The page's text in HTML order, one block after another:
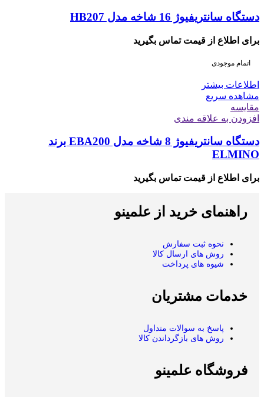
دستگاه سانتریفیوژ 16 شاخه مدل HB207
برای اطلاع از قیمت تماس بگیرید
اتمام موجودی
اطلاعات بیشتر
مشاهده سریع
مقایسه
افزودن به علاقه مندی
دستگاه سانتریفیوژ 8 شاخه مدل EBA200 برند
ELMINO
برای اطلاع از قیمت تماس بگیرید
راهنمای خرید از علمینو
نحوه ثبت سفارش
روش های ارسال کالا
شیوه های پرداخت
خدمات مشتریان
پاسخ به سوالات متداول
روش های بازگرداندن کالا
فروشگاه علمینو